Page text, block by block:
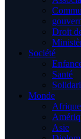
Droit
Société
Santé
Monde
Afrique
Asie